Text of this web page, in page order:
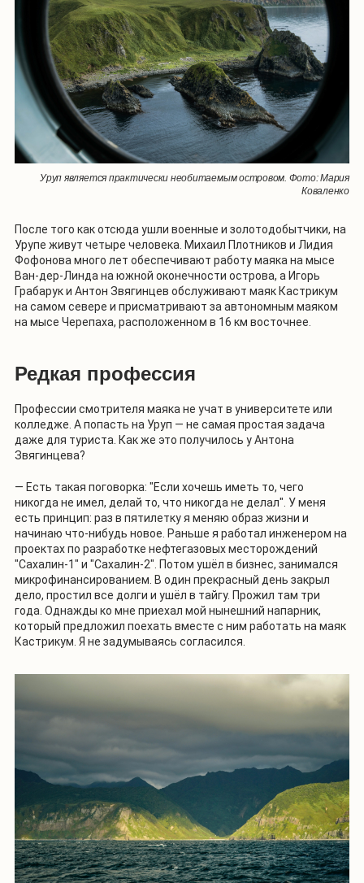
Уруп является практически необитаемым островом. Фото: Мария
Коваленко
После того как отсюда ушли военные и золотодобытчики, на
Урупе живут четыре человека. Михаил Плотников и Лидия
Фофонова много лет обеспечивают работу маяка на мысе
Ван-дер-Линда на южной оконечности острова, а Игорь
Грабарук и Антон Звягинцев обслуживают маяк Кастрикум
на самом севере и присматривают за автономным маяком
на мысе Черепаха, расположенном в 16 км восточнее.
Редкая профессия
Профессии смотрителя маяка не учат в университете или
колледже. А попасть на Уруп — не самая простая задача
даже для туриста. Как же это получилось у Антона
Звягинцева?
— Есть такая поговорка: "Если хочешь иметь то, чего
никогда не имел, делай то, что никогда не делал". У меня
есть принцип: раз в пятилетку я меняю образ жизни и
начинаю что-нибудь новое. Раньше я работал инженером на
проектах по разработке нефтегазовых месторождений
"Сахалин-1" и "Сахалин-2". Потом ушёл в бизнес, занимался
микрофинансированием. В один прекрасный день закрыл
дело, простил все долги и ушёл в тайгу. Прожил там три
года. Однажды ко мне приехал мой нынешний напарник,
который предложил поехать вместе с ним работать на маяк
Кастрикум. Я не задумываясь согласился.